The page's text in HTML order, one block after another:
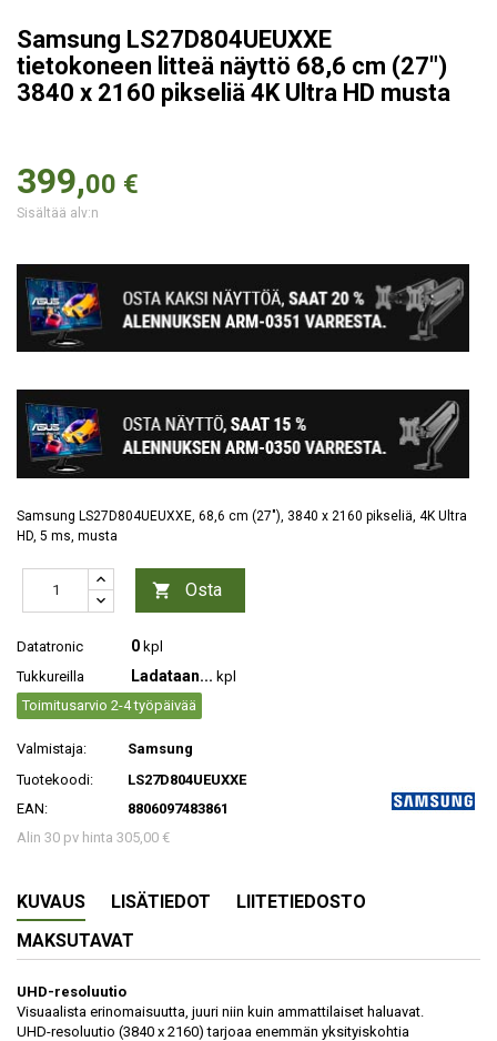
Samsung LS27D804UEUXXE
tietokoneen litteä näyttö 68,6 cm (27")
3840 x 2160 pikseliä 4K Ultra HD musta
399,00 €
Sisältää alv:n
Samsung LS27D804UEUXXE, 68,6 cm (27"), 3840 x 2160 pikseliä, 4K Ultra
HD, 5 ms, musta
 Osta
Datatronic 0 kpl
Tukkureilla
Ladataan... kpl
Toimitusarvio 2-4 työpäivää
Valmistaja:
Samsung
Tuotekoodi:
LS27D804UEUXXE
EAN:
8806097483861
Alin 30 pv hinta 305,00 €
KUVAUS LISÄTIEDOT
LIITETIEDOSTO
MAKSUTAVAT
UHD-resoluutio
Visuaalista erinomaisuutta, juuri niin kuin ammattilaiset haluavat.
UHD-resoluutio (3840 x 2160) tarjoaa enemmän yksityiskohtia